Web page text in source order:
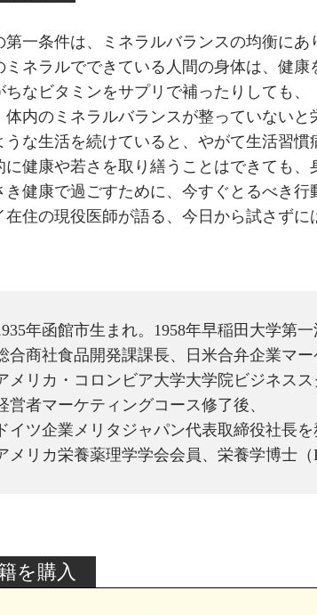
第一条件は、ミネラルバランスの均衡にあ
ミネラルでできている人間の身体は、健康
ちなビタミンをサプリで補ったりしても、
体内のミネラルバランスが整っていないと
うな生活を続けていると、やがて生活習慣
に健康や若さを取り繕うことはできても、
き健康で過ごすために、今すぐとるべき
在住の現役医師が語る、今日から試さずに
年函館市生まれ。1958年早稲田大学第一
合商社食品開発課課長、日米合弁企業マー
メリカ・コロンビア大学大学院ビジネスス
営者マーケティングコース修了後、
イツ企業メリタジャパン代表取締役社長を
メリカ栄養薬理学学会会員、栄養学博士（
を購入